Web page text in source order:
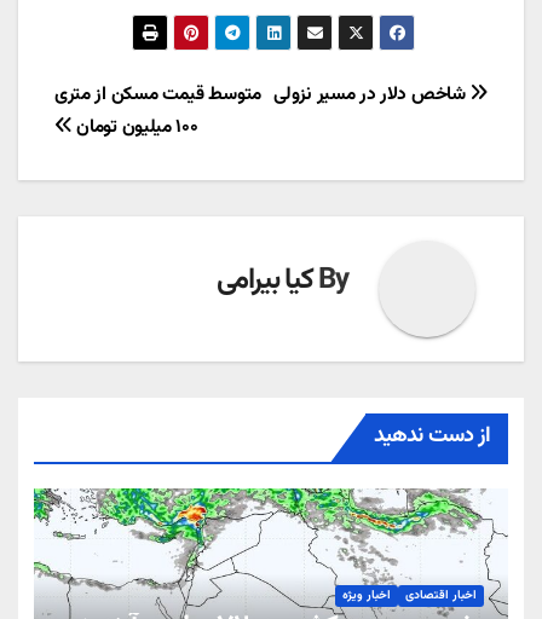
راهبری
متوسط قیمت مسکن از متری
۱۰۰ میلیون تومان
شاخص دلار در مسیر نزولی
Byکیا بیرامی
از دست ندهید
اخبار اقتصادی اخبار ویژه